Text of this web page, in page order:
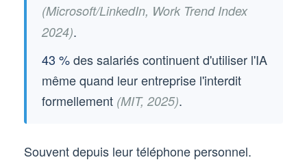
(Microsoft/LinkedIn, Work Trend Index
2024).
43 %des salariés continuent d'utiliser l'IA
même quand leur entreprise l'interdit
formellement (MIT, 2025).
Souvent depuis leur téléphone personnel.